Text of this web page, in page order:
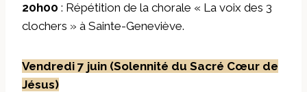
20h00 : Répétition de la chorale « La voix des 3
clochers » à Sainte-Geneviève.
Vendredi 7 juin (Solennité du Sacré Cœur de
Jésus)